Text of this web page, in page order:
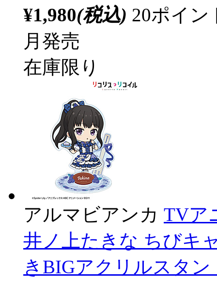
¥1,980(税込) 20ポイ
月発売
在庫限り
アルマビアンカ TVア
井ノ上たきな ちびキ
きBIGアクリルスタン